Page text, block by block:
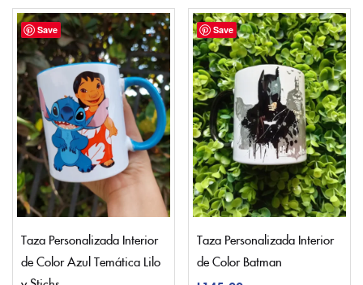
Save
Taza Personalizada Interior
de Color Azul Temática Lilo
Save
Taza Personalizada Interior
de Color Batman